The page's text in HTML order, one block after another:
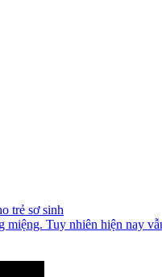
trẻ sơ sinh
Tuy nhiên hiện nay